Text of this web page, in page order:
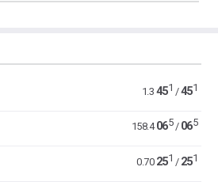
1.3 451 /451
158.4 065/ 065
0.70 251 / 251